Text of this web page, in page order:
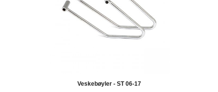
Veskebøyler - ST 06-17